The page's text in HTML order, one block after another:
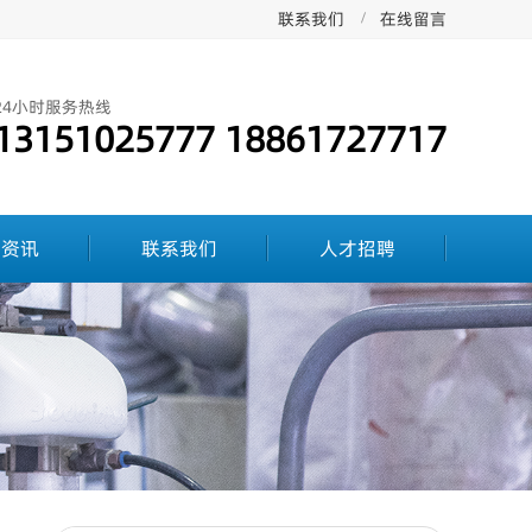
联系我们 在线留言
小时服务热线
18861727717
讯 联系我们 人才招聘